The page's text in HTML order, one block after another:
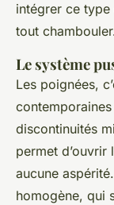
intégrer ce type
tout
Le système
Les poignées,
discontinuités
permet d’ouvrir
aucune
homogène, qui